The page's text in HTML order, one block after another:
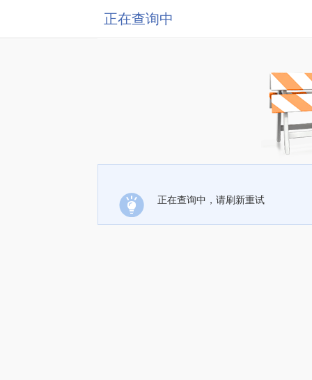
正在查询中
正在查询中，请刷新重试